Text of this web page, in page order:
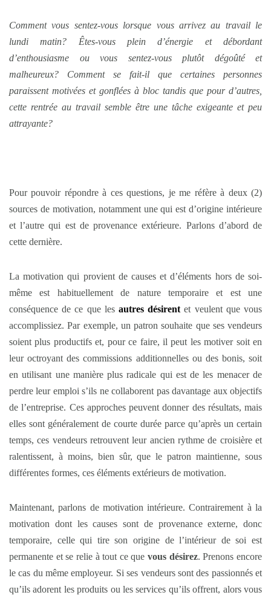
Comment vous sentez-vous lorsque vous arrivez au travail le
lundi matin? Êtes-vous plein d’énergie et débordant
d’enthousiasme ou vous sentez-vous plutôt dégoûté et
malheureux? Comment se fait-il que certaines personnes
paraissent motivées et gonflées à bloc tandis que pour d’autres,
cette rentrée au travail semble être une tâche exigeante et peu
attrayante?
Pour pouvoir répondre à ces questions, je me réfère à deux (2)
sources de motivation, notamment une qui est d’origine intérieure
et l’autre qui est de provenance extérieure. Parlons d’abord de
cette dernière.
La motivation qui provient de causes et d’éléments hors de soi-
même est habituellement de nature temporaire et est une
conséquence de ce que les autres désirent et veulent que vous
accomplissiez. Par exemple, un patron souhaite que ses vendeurs
soient plus productifs et, pour ce faire, il peut les motiver soit en
leur octroyant des commissions additionnelles ou des bonis, soit
en utilisant une manière plus radicale qui est de les menacer de
perdre leur emploi s’ils ne collaborent pas davantage aux objectifs
de l’entreprise. Ces approches peuvent donner des résultats, mais
elles sont généralement de courte durée parce qu’après un certain
temps, ces vendeurs retrouvent leur ancien rythme de croisière et
ralentissent, à moins, bien sûr, que le patron maintienne, sous
différentes formes, ces éléments extérieurs de motivation.
Maintenant, parlons de motivation intérieure. Contrairement à la
motivation dont les causes sont de provenance externe, donc
temporaire, celle qui tire son origine de l’intérieur de soi est
permanente et se relie à tout ce quevous désirez. Prenons encore
le cas du même employeur. Si ses vendeurs sont des passionnés et
qu’ils adorent les produits ou les services qu’ils offrent, alors vous